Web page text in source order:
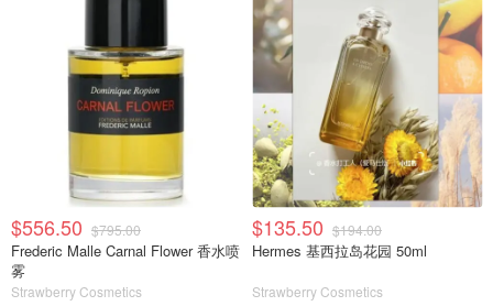
$556.50 $795.00
Frederic Malle Carnal Flower 香水喷
雾
Strawberry Cosmetics
$135.50 $194.00
Hermes 基西拉岛花园 50ml
Strawberry Cosmetics